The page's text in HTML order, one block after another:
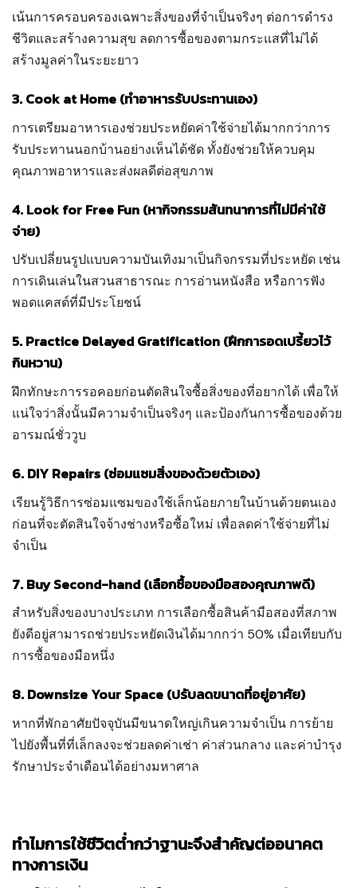
เน้นการครอบครองเฉพาะสิ่งของที่จำเป็นจริงๆ ต่อการดำรง
ชีวิตและสร้างความสุข ลดการซื้อของตามกระแสที่ไม่ได้
สร้างมูลค่าในระยะยาว
3. Cook at Home (ทำอาหารรับประทานเอง)
การเตรียมอาหารเองช่วยประหยัดค่าใช้จ่ายได้มากกว่าการ
รับประทานนอกบ้านอย่างเห็นได้ชัด ทั้งยังช่วยให้ควบคุม
คุณภาพอาหารและส่งผลดีต่อสุขภาพ
4. Look for Free Fun (หากิจกรรมสันทนาการที่ไม่มีค่าใช้
จ่าย)
ปรับเปลี่ยนรูปแบบความบันเทิงมาเป็นกิจกรรมที่ประหยัด เช่น
การเดินเล่นในสวนสาธารณะ การอ่านหนังสือ หรือการฟัง
พอดแคสต์ที่มีประโยชน์
5. Practice Delayed Gratification (ฝึกการอดเปรี้ยวไว้
กินหวาน)
ฝึกทักษะการรอคอยก่อนตัดสินใจซื้อสิ่งของที่อยากได้ เพื่อให้
แน่ใจว่าสิ่งนั้นมีความจำเป็นจริงๆ และป้องกันการซื้อของด้วย
อารมณ์ชั่ววูบ
6. DIY Repairs (ซ่อมแซมสิ่งของด้วยตัวเอง)
เรียนรู้วิธีการซ่อมแซมของใช้เล็กน้อยภายในบ้านด้วยตนเอง
ก่อนที่จะตัดสินใจจ้างช่างหรือซื้อใหม่ เพื่อลดค่าใช้จ่ายที่ไม่
จำเป็น
7. Buy Second-hand (เลือกซื้อของมือสองคุณภาพดี)
สำหรับสิ่งของบางประเภท การเลือกซื้อสินค้ามือสองที่สภาพ
ยังดีอยู่สามารถช่วยประหยัดเงินได้มากกว่า 50% เมื่อเทียบกับ
การซื้อของมือหนึ่ง
8. Downsize Your Space (ปรับลดขนาดที่อยู่อาศัย)
หากที่พักอาศัยปัจจุบันมีขนาดใหญ่เกินความจำเป็น การย้าย
ไปยังพื้นที่ที่เล็กลงจะช่วยลดค่าเช่า ค่าส่วนกลาง และค่าบำรุง
รักษาประจำเดือนได้อย่างมหาศาล
ทำไมการใช้ชีวิตต่ำกว่าฐานะจึงสำคัญต่ออนาคต
ทางการเงิน